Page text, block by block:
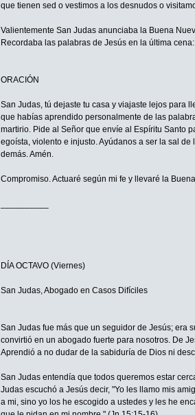
que tienen sed o vestimos a los desnudos o
Valientemente San Judas anunciaba la Buena
Recordaba las palabras de Jesús en la última
ORACIÓN
San Judas, tú dejaste tu casa y viajaste lejos para
que habías aprendido personalmente de las
martirio. Pide al Señor que envíe al Espíritu Santo
egoísta, violento e injusto. Ayúdanos a ser la sal
demás. Amén.
Compromiso. Actuaré según mi fe y llevaré la
DÍA OCTAVO (Viernes)
San Judas, Abogado en Casos Difíciles
San Judas fue más que un seguidor de Jesús; era
convirtió en un abogado fuerte para nosotros. De
Aprendió a no dudar de la sabiduría de Dios ni
San Judas entendía que todos queremos estar
Judas escuchó a Jesús decir, "Yo les llamo mis
a mi, sino yo los he escogido a ustedes y les he